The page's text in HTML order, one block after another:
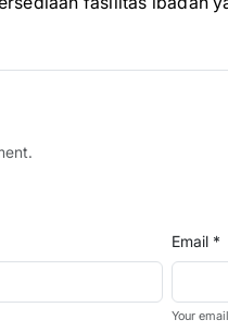
Email *
Your